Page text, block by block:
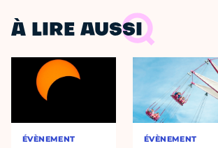
À LIRE AUSSI
ÉVÈNEMENT ÉVÈNEMENT